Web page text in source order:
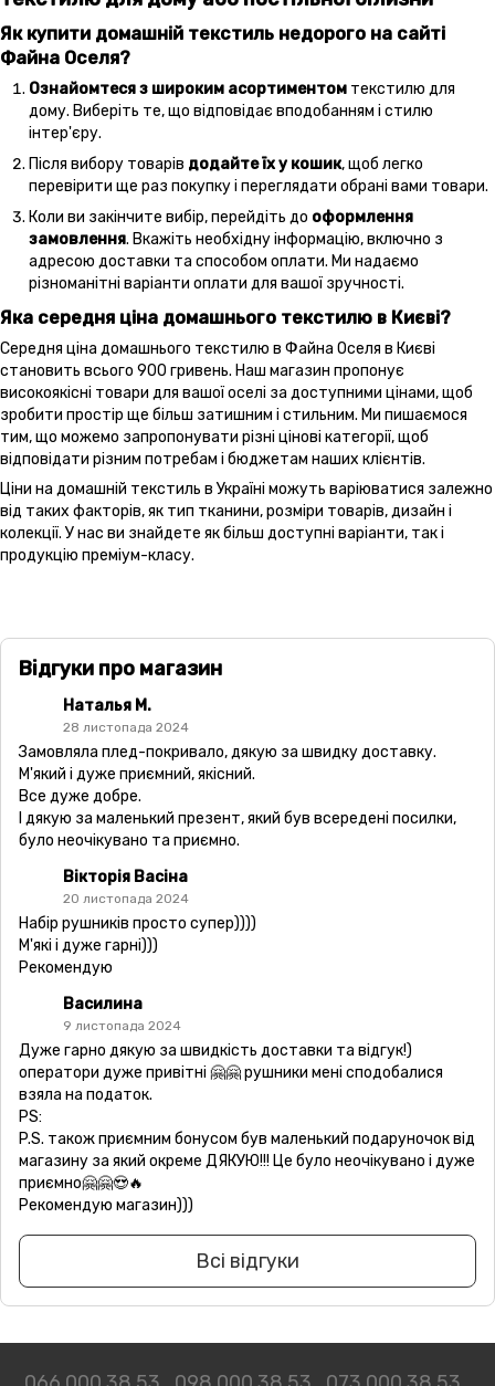
Як купити домашній текстиль недорого на сайті
Файна Оселя?
Ознайомтеся з широким асортиментом текстилю для
дому. Виберіть те, що відповідає вподобанням і стилю
інтер'єру.
Після вибору товарів додайте їх у кошик, щоб легко
перевірити ще раз покупку і переглядати обрані вами товари.
Коли ви закінчите вибір, перейдіть до оформлення
замовлення. Вкажіть необхідну інформацію, включно з
адресою доставки та способом оплати. Ми надаємо
різноманітні варіанти оплати для вашої зручності.
Яка середня ціна домашнього текстилю в Києві?
Середня ціна домашнього текстилю в Файна Оселя в Києві
становить всього 900 гривень. Наш магазин пропонує
високоякісні товари для вашої оселі за доступними цінами, щоб
зробити простір ще більш затишним і стильним. Ми пишаємося
тим, що можемо запропонувати різні цінові категорії, щоб
відповідати різним потребам і бюджетам наших клієнтів.
Ціни на домашній текстиль в Україні можуть варіюватися залежно
від таких факторів, як тип тканини, розміри товарів, дизайн і
колекції. У нас ви знайдете як більш доступні варіанти, так і
продукцію преміум-класу.
Відгуки про магазин
Наталья М.
28 листопада 2024
Замовляла плед-покривало, дякую за швидку доставку.
М'який і дуже приємний, якісний.
Все дуже добре.
І дякую за маленький презент, який був всередені посилки,
було неочікувано та приємно.
Вікторія Васіна
20 листопада 2024
Набір рушників просто супер))))
М'які і дуже гарні)))
Рекомендую
Василина
9 листопада 2024
Дуже гарно дякую за швидкість доставки та відгук!)
оператори дуже привітні 🤗🤗 рушники мені сподобалися
взяла на податок.
PS:
P.S. також приємним бонусом був маленький подаруночок від
магазину за який окреме ДЯКУЮ!!! Це було неочікувано і дуже
приємно🤗🤗😍🔥
Рекомендую магазин)))
Всі відгуки